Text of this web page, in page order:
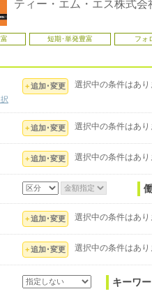
ティー・エム・エス株式会
短期･単発豊富 フォ
追加･変更 選択中の条件はあり
追加･変更 選択中の条件はあり
追加･変更 選択中の条件はあり
追加･変更 選択中の条件はあり
追加･変更 選択中の条件はあり
キーワ